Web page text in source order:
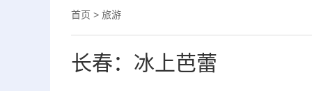
首页 > 旅游
长春：冰上芭蕾